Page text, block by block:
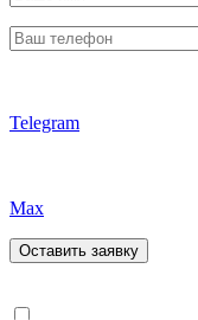
Telegram
Max